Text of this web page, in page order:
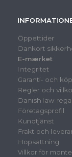
Öppettider
Dankort
E-mærket
Integritet
Garanti- och
Regler och
Danish law
Företagsprofil
Kundtjänst
Frakt och
Hopsättning
Villkor för